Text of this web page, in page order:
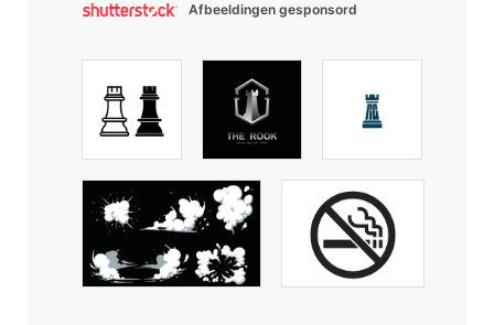
Afbeeldingen gesponsord